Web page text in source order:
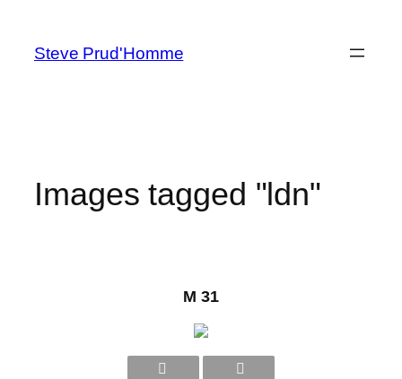
contenu
Steve Prud'Homme
Images tagged "ldn"
M 31